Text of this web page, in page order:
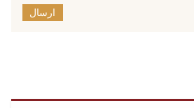
ارسال